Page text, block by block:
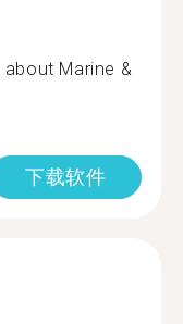
Marine &
下载软件